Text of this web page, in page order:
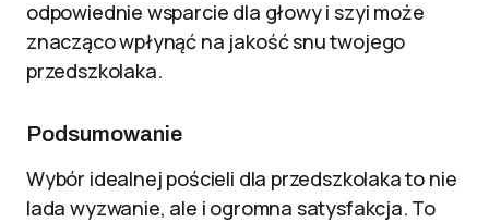
odpowiednie wsparcie dla głowy i szyi może
znacząco wpłynąć na jakość snu twojego
przedszkolaka.
Podsumowanie
Wybór idealnej pościeli dla przedszkolaka to nie
lada wyzwanie, ale i ogromna satysfakcja. To